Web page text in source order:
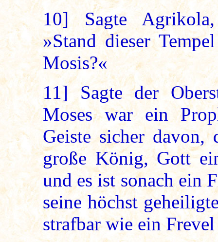
10] Sagte
»Stand dieser
Mosis?«
11] Sagte der
Moses war ein
Geiste sicher davon,
große König, Gott
und es ist sonach ein
seine höchst
strafbar wie ein